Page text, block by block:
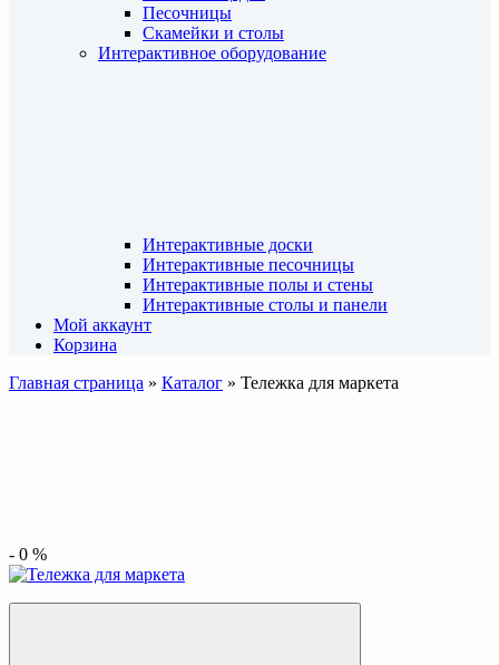
Песочницы
Скамейки и столы
Интерактивное оборудование
Интерактивные доски
Интерактивные песочницы
Интерактивные полы и стены
Интерактивные столы и панели
Мой аккаунт
Корзина
Главная страница » Каталог » Тележка для маркета
- 0 %